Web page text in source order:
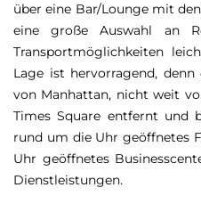
über eine Bar/Lounge mit
eine große Auswahl an
Transportmöglichkeiten
Lage ist hervorragend,
von Manhattan, nicht weit
Times Square entfernt und
rund um die Uhr geöffnetes
Uhr geöffnetes
Dienstleistungen.